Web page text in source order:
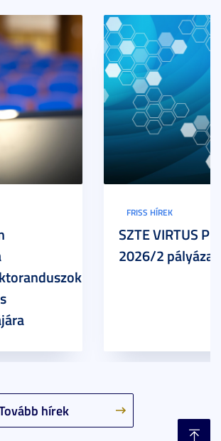
hírek
FRISS HÍREK
SZTE VIRTUS
2026/2